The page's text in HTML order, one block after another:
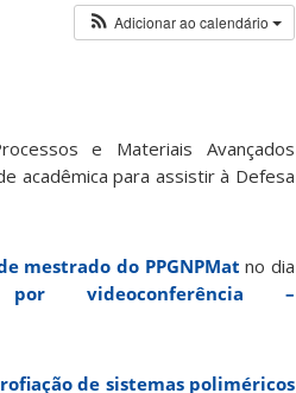
Adicionar ao calendário
e Materiais Avançados
acadêmica para assistir à Defesa
mestrado do PPGNPMatno dia
por videoconferência –
de sistemas poliméricos